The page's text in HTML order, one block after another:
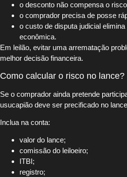
o desconto não compensa o
o comprador precisa de posse
o custo de disputa judicial
econômica.
Em leilão, evitar uma arrematação
melhor decisão financeira.
Como calcular o risco no lance?
Se o comprador ainda pretende
usucapião deve ser precificado no
Inclua na conta:
valor do lance;
comissão do leiloeiro;
ITBI;
registro;